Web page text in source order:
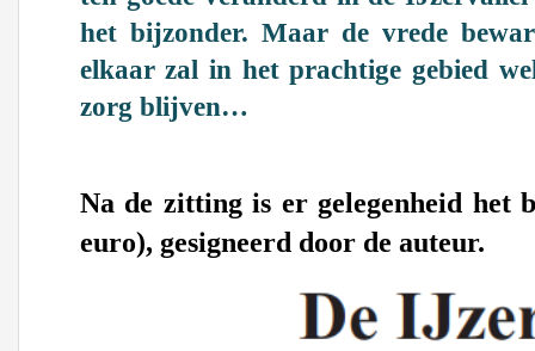
het bijzonder. Maar de vrede
elkaar zal in het prachtige gebied
zorg blijven…
Na de zitting is er gelegenheid het
euro), gesigneerd door de auteur.